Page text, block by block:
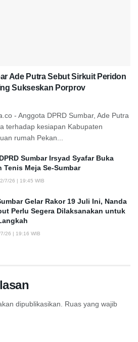
Ade Putra Sebut Sirkuit Peridon
Sukseskan Porprov
- Anggota DPRD Sumbar, Ade Putra
terhadap kesiapan Kabupaten
rumah Pekan...
Sumbar Irsyad Syafar Buka
Tenis Meja Se-Sumbar
7/26 | 19:45 WIB
Gelar Rakor 19 Juli Ini, Nanda
Perlu Segera Dilaksanakan untuk
26 | 19:16 WIB
dipublikasikan.
Ruas yang wajib